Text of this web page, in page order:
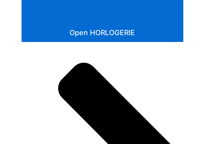
Open HORLOGERIE